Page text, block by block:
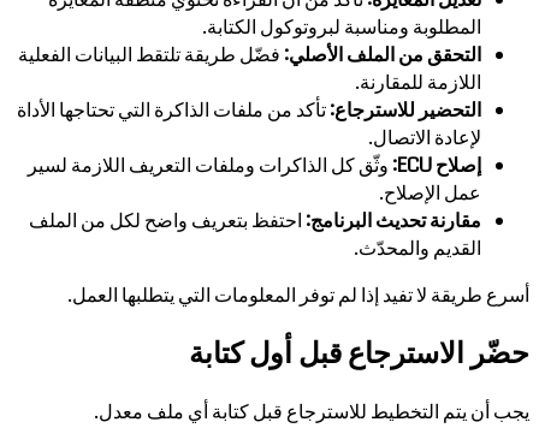
المطلوبة ومناسبة لبروتوكول الكتابة.
التحقق من الملف الأصلي: فضّل طريقة تلتقط البيانات الفعلية
اللازمة للمقارنة.
التحضير للاسترجاع:تأكد من ملفات الذاكرة التي تحتاجها الأداة
لإعادة الاتصال.
إصلاح ECU:
وثّق كل الذاكرات وملفات التعريف اللازمة لسير
عمل الإصلاح.
مقارنة تحديث البرنامج: احتفظ بتعريف واضح لكل من الملف
القديم والمحدّث.
أسرع طريقة لا تفيد إذا لم توفر المعلومات التي يتطلبها العمل.
حضّر الاسترجاع قبل أول كتابة
يجب أن يتم التخطيط للاسترجاع قبل كتابة أي ملف معدل.